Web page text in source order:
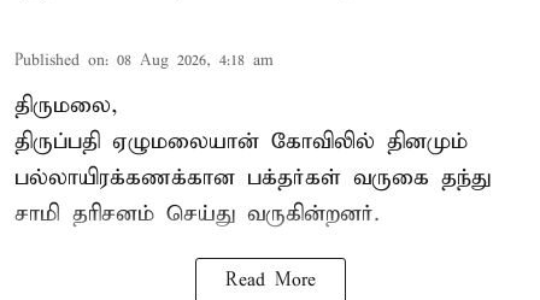
Published on: 08 Aug 2026, 4:18 am
திருமலை,
திருப்பதி ஏழுமலையான் கோவிலில் தினமும்
பல்லாயிரக்கணக்கான பக்தர்கள் வருகை தந்து
சாமி தரிசனம் செய்து வருகின்றனர்.
Read More